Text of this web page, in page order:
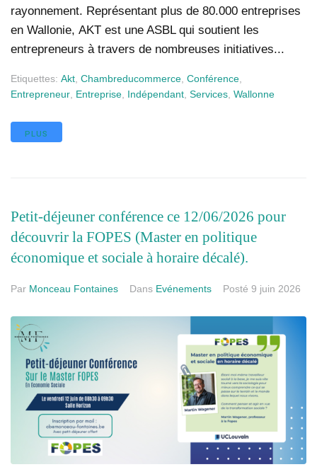
rayonnement. Représentant plus de 80.000 entreprises
en Wallonie, AKT est une ASBL qui soutient les
entrepreneurs à travers de nombreuses initiatives...
Etiquettes: Akt Chambreducommerce Conférence
Entrepreneur Entreprise Indépendant Services Wallonne
PLUS
Petit-déjeuner conférence ce 12/06/2026 pour
découvrir la FOPES (Master en politique
économique et sociale à horaire décalé).
Par Monceau Fontaines Dans Evénements Posté 9 juin 2026